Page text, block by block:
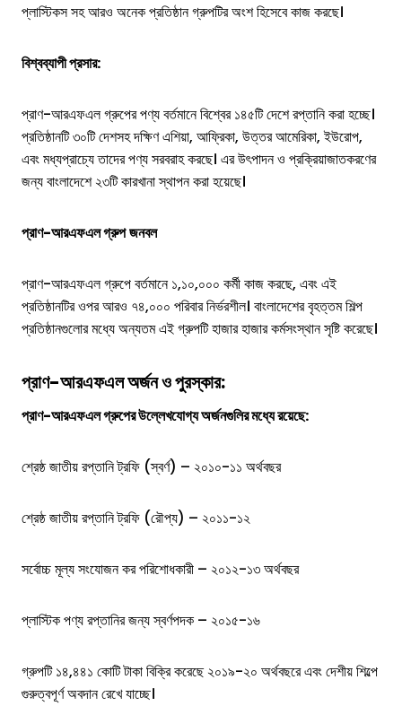
প্লাস্টিকস সহ আরও অনেক প্রতিষ্ঠান গ্রুপটির অংশ হিসেবে কাজ করছে।
বিশ্বব্যাপী প্রসার:
প্রাণ-আরএফএল গ্রুপের পণ্য বর্তমানে বিশ্বের ১৪৫টি দেশে রপ্তানি করা হচ্ছে।
প্রতিষ্ঠানটি ৩০টি দেশসহ দক্ষিণ এশিয়া, আফ্রিকা, উত্তর আমেরিকা, ইউরোপ,
এবং মধ্যপ্রাচ্যে তাদের পণ্য সরবরাহ করছে। এর উৎপাদন ও প্রক্রিয়াজাতকরণের
জন্য বাংলাদেশে ২৩টি কারখানা স্থাপন করা হয়েছে।
প্রাণ-আরএফএল গ্রুপজনবল
প্রাণ-আরএফএল গ্রুপে বর্তমানে ১,১০,০০০ কর্মী কাজ করছে, এবং এই
প্রতিষ্ঠানটির ওপর আরও ৭৪,০০০ পরিবার নির্ভরশীল। বাংলাদেশের বৃহত্তম শিল্প
প্রতিষ্ঠানগুলোর মধ্যে অন্যতম এই গ্রুপটি হাজার হাজার কর্মসংস্থান সৃষ্টি করেছে।
প্রাণ-আরএফএল অর্জন ও পুরস্কার:
প্রাণ-আরএফএল গ্রুপের উল্লেখযোগ্য অর্জনগুলির মধ্যে রয়েছে:
শ্রেষ্ঠ জাতীয় রপ্তানি ট্রফি (স্বর্ণ) – ২০১০-১১ অর্থবছর
শ্রেষ্ঠ জাতীয় রপ্তানি ট্রফি (রৌপ্য) – ২০১১-১২
সর্বোচ্চ মূল্য সংযোজন কর পরিশোধকারী – ২০১২-১৩ অর্থবছর
প্লাস্টিক পণ্য রপ্তানির জন্য স্বর্ণপদক – ২০১৫-১৬
গ্রুপটি ১৪,৪৪১ কোটি টাকা বিক্রি করেছে ২০১৯-২০ অর্থবছরে এবং দেশীয় শিল্পে
গুরুত্বপূর্ণ অবদান রেখে যাচ্ছে।